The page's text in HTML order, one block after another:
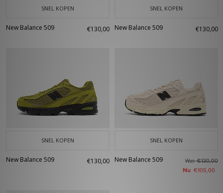
SNEL KOPEN
New Balance 509 €130,00
SNEL KOPEN
New Balance 509 €130,00
SNEL KOPEN
New Balance 509 €130,00
SNEL KOPEN
New Balance 509 Was€130,00
Nu €105,00